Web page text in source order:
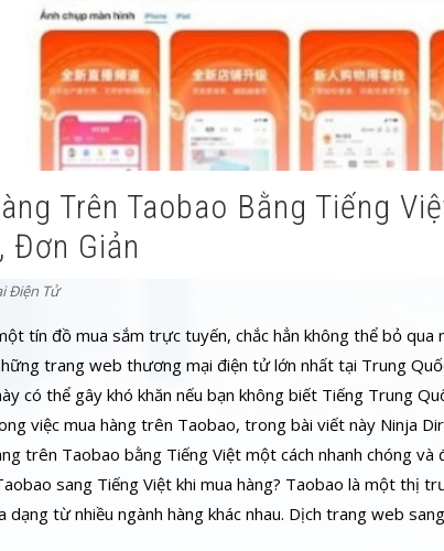
Đơn Giản
Điện Tử
tín đồ mua sắm trực tuyến, chắc hẳn không thể bỏ qua
trang web thương mại điện tử lớn nhất tại Trung
có thể gây khó khăn nếu bạn không biết Tiếng Trung
việc mua hàng trên Taobao, trong bài viết này Ninja
trên Taobao bằng Tiếng Việt một cách nhanh chóng và
sang Tiếng Việt khi mua hàng? Taobao là một thị
dạng từ nhiều ngành hàng khác nhau. Dịch trang web